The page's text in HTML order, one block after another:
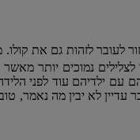
לעובר לזהות גם את
נמוכים יותר מאשר
עם ילדיהם עוד לפני
עדיין לא יבין מה